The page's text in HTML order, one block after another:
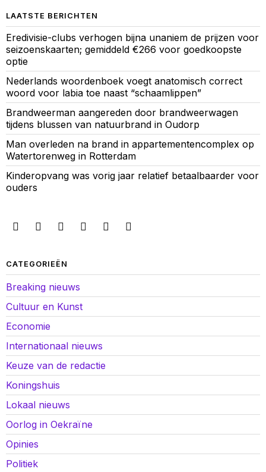
LAATSTE BERICHTEN
Eredivisie-clubs verhogen bijna unaniem de prijzen voor
seizoenskaarten; gemiddeld €266 voor goedkoopste
optie
Nederlands woordenboek voegt anatomisch correct
woord voor labia toe naast “schaamlippen”
Brandweerman aangereden door brandweerwagen
tijdens blussen van natuurbrand in Oudorp
Man overleden na brand in appartementencomplex op
Watertorenweg in Rotterdam
Kinderopvang was vorig jaar relatief betaalbaarder voor
ouders
CATEGORIEËN
Breaking nieuws
Cultuur en Kunst
Economie
Internationaal nieuws
Keuze van de redactie
Koningshuis
Lokaal nieuws
Oorlog in Oekraïne
Opinies
Politiek